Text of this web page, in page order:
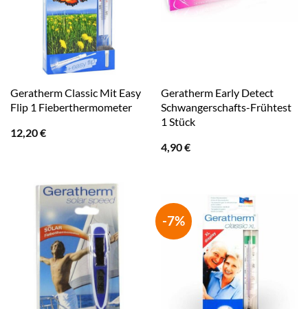
Geratherm Classic Mit Easy
Flip 1 Fieberthermometer
12,20€
Geratherm Early Detect
Schwangerschafts-Frühtest
1 Stück
4,90€
-7%